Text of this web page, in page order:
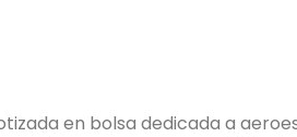
en bolsa dedicada a